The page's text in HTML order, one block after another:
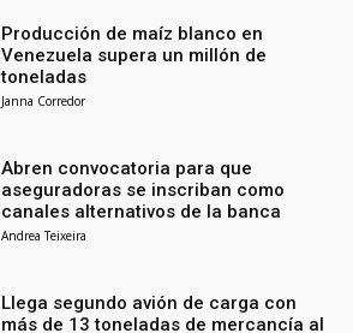
Producción de maíz blanco en
Venezuela supera un millón de
toneladas
Janna Corredor
Abren convocatoria para que
aseguradoras se inscriban como
canales alternativos de la banca
Andrea Teixeira
Llega segundo avión de carga con
más de 13 toneladas de mercancía al